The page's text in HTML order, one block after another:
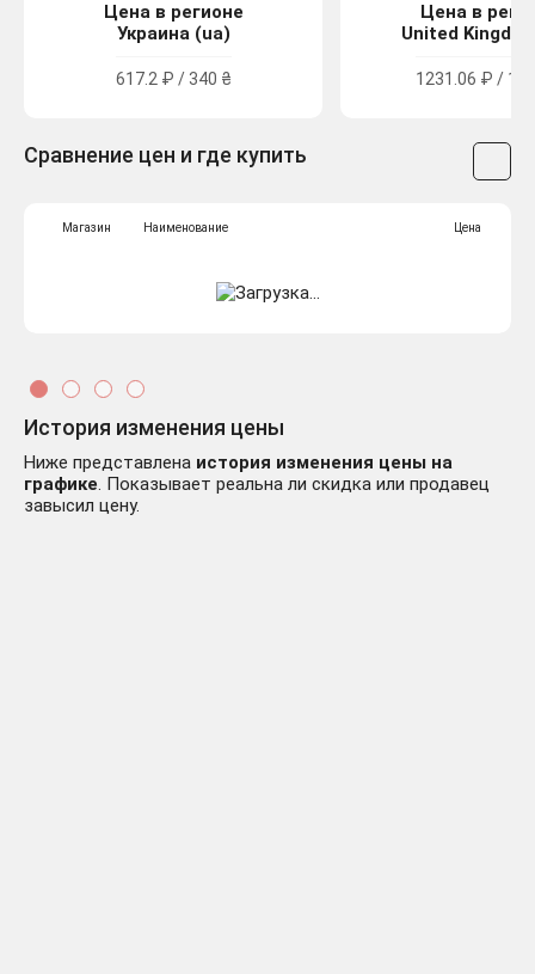
Цена в регионе
Украина (ua)
617.2 ₽ / 340 ₴
Цена в
United
1231.06 ₽ /
Сравнение цен и где купить
Магазин Наименование Цена
История изменения цены
Ниже представлена история изменения цены на
графике. Показывает реальна ли скидка или продавец
завысил цену.